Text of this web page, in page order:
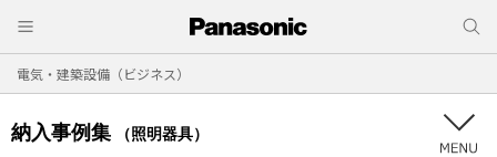
電気・建築設備（ビジネス）
納入事例集 （照明器具）